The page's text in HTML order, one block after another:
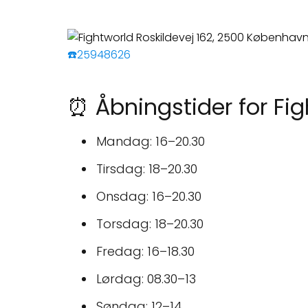
☎️25948626
⏰ Åbningstider for
Mandag: 16–20.30
Tirsdag: 18–20.30
Onsdag: 16–20.30
Torsdag: 18–20.30
Fredag: 16–18.30
Lørdag: 08.30–13